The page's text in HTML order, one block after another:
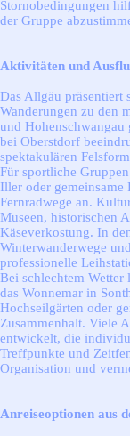
Stornobedingungen
der Gruppe
Aktivitäten und
Das Allgäu präsentiert
Wanderungen zu den
und
bei Oberstdorf
spektakulären
Für sportliche
Iller oder gemeinsame
Fernradwege an.
Museen, historischen
Käseverkostung. In
Winterwanderwege
professionelle
Bei schlechtem
das Wonnemar in
Hochseilgärten oder
Zusammenhalt. Viele
entwickelt, die
Treffpunkte und
Organisation und
Anreiseoptionen aus